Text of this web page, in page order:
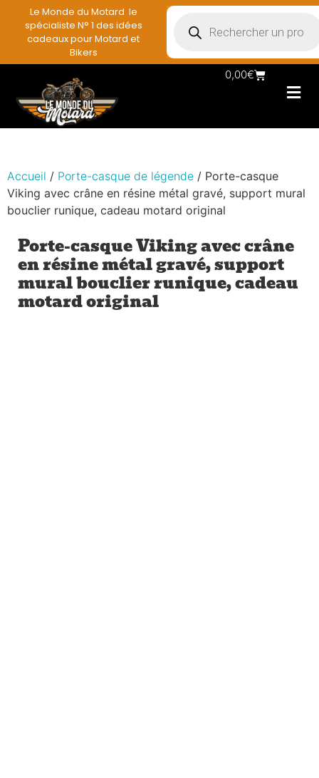
Le Monde du Motard le
spécialiste N° 1 des idées
cadeaux pour Motard et
Bikers
0,00€
Accueil / Porte-casque de légende / Porte-casque
Viking avec crâne en résine métal gravé, support mural
bouclier runique, cadeau motard original
Porte-casque Viking avec crâne
en résine métal gravé, support
mural bouclier runique, cadeau
motard original